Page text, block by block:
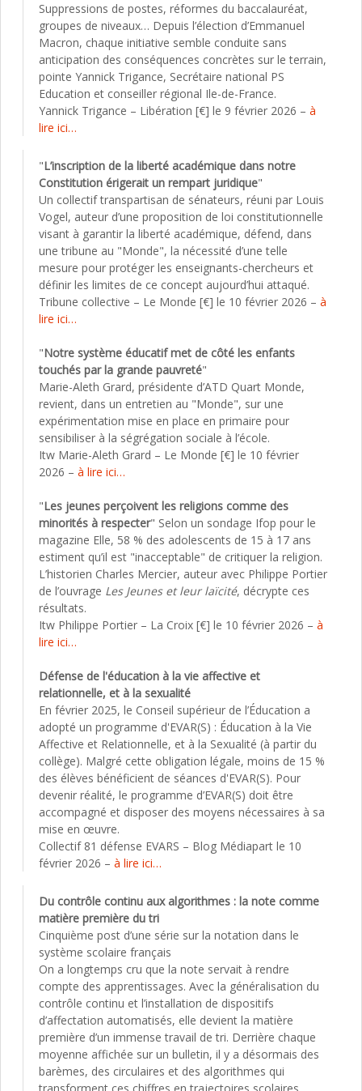
Suppressions de postes, réformes du baccalauréat,
groupes de niveaux… Depuis l’élection d’Emmanuel
Macron, chaque initiative semble conduite sans
anticipation des conséquences concrètes sur le terrain,
pointe Yannick Trigance, Secrétaire national PS
Education et conseiller régional Ile-de-France.
Yannick Trigance – Libération [€] le 9 février 2026 – à
lire ici…
"L’inscription de la liberté académique dans notre
Constitution érigerait un rempart juridique"
Un collectif transpartisan de sénateurs, réuni par Louis
Vogel, auteur d’une proposition de loi constitutionnelle
visant à garantir la liberté académique, défend, dans
une tribune au "Monde", la nécessité d’une telle
mesure pour protéger les enseignants-chercheurs et
définir les limites de ce concept aujourd’hui attaqué.
Tribune collective – Le Monde [€] le 10 février 2026 – à
lire ici…
"Notre système éducatif met de côté les enfants
touchés par la grande pauvreté"
Marie-Aleth Grard, présidente d’ATD Quart Monde,
revient, dans un entretien au "Monde", sur une
expérimentation mise en place en primaire pour
sensibiliser à la ségrégation sociale à l’école.
Itw Marie-Aleth Grard – Le Monde [€] le 10 février
2026 – à lire ici…
"Les jeunes perçoivent les religions comme des
minorités à respecter" Selon un sondage Ifop pour le
magazine Elle, 58 % des adolescents de 15 à 17 ans
estiment qu’il est "inacceptable" de critiquer la religion.
L’historien Charles Mercier, auteur avec Philippe Portier
de l’ouvrage Les Jeunes et leur laïcité, décrypte ces
résultats.
Itw Philippe Portier – La Croix [€] le 10 février 2026 – à
lire ici…
Défense de l'éducation à la vie affective et
relationnelle, et à la sexualité
En février 2025, le Conseil supérieur de l’Éducation a
adopté un programme d'EVAR(S) : Éducation à la Vie
Affective et Relationnelle, et à la Sexualité (à partir du
collège). Malgré cette obligation légale, moins de 15 %
des élèves bénéficient de séances d'EVAR(S). Pour
devenir réalité, le programme d’EVAR(S) doit être
accompagné et disposer des moyens nécessaires à sa
mise en œuvre.
Collectif 81 défense EVARS – Blog Médiapart le 10
février 2026 – à lire ici…
Du contrôle continu aux algorithmes : la note comme
matière première du tri
Cinquième post d’une série sur la notation dans le
système scolaire français
On a longtemps cru que la note servait à rendre
compte des apprentissages. Avec la généralisation du
contrôle continu et l’installation de dispositifs
d’affectation automatisés, elle devient la matière
première d’un immense travail de tri. Derrière chaque
moyenne affichée sur un bulletin, il y a désormais des
barèmes, des circulaires et des algorithmes qui